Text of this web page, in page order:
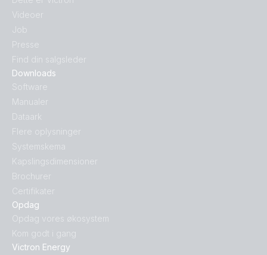
Opdag
Opdag vores økosystem
Kom godt i gang
Victron Energy
Downloads
Software
Manualer
Dataark
Flere oplysninger
Systemskema
Kapslingsdimensioner
Brochurer
Certifikater
Videoer
Job
Presse
Find din salgsleder